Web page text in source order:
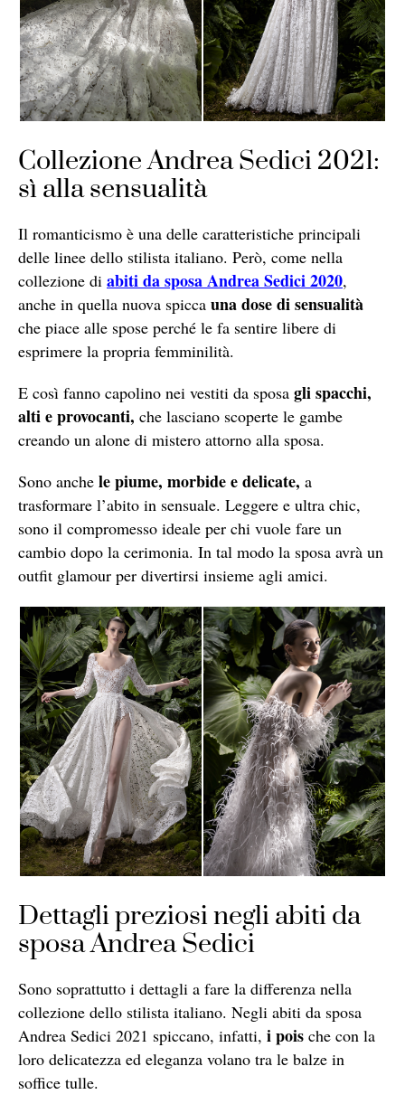
Collezione Andrea Sedici 2021:
sì alla sensualità
Il romanticismo è una delle caratteristiche principali
delle linee dello stilista italiano. Però, come nella
collezione di abiti da sposa Andrea Sedici 2020,
anche in quella nuova spicca una dose di sensualità
che piace alle spose perché le fa sentire libere di
esprimere la propria femminilità.
E così fanno capolino nei vestiti da sposa gli spacchi,
alti e provocanti, che lasciano scoperte le gambe
creando un alone di mistero attorno alla sposa.
Sono anche le piume, morbide e delicate, a
trasformare l’abito in sensuale. Leggere e ultra chic,
sono il compromesso ideale per chi vuole fare un
cambio dopo la cerimonia. In tal modo la sposa avrà un
outfit glamour per divertirsi insieme agli amici.
Dettagli preziosi negli abiti da
sposa Andrea Sedici
Sono soprattutto i dettagli a fare la differenza nella
collezione dello stilista italiano. Negli abiti da sposa
Andrea Sedici 2021 spiccano, infatti, i pois che con la
loro delicatezza ed eleganza volano tra le balze in
soffice tulle.